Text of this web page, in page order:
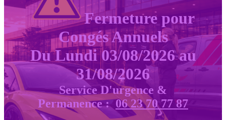
Fermeture pour
Congés Annuels
Du Lundi 03/08/2026 au
31/08/2026
Service D'urgence &
Permanence :06 23 70 77 87